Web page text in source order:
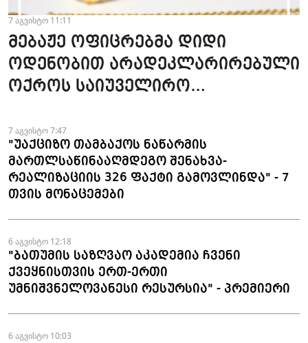
7 აგვისტო 11:11
მებაჟე ოფიცრებმა დიდი
ოდენობით არადეკლარირებული
ოქროს საიუველირო
ფაქტები აღკვეთეს
7 აგვისტო 7:47
"უაქციზო თამბაქოს ნაწარმის
მართლსაწინააღმდეგო შენახვა-
რეალიზაციის 326 ფაქტი გამოვლინდა" - 7
თვის მონაცემები
6 აგვისტო 12:18
"ბათუმის საზღვაო აკადემია ჩვენი
ქვეყნისთვის ერთ-ერთი
უმნიშვნელოვანესი რესურსია" - პრემიერი
6 აგვისტო 10:03